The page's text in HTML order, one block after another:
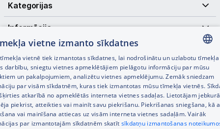
Kategorijas
Informācija
Noderīgas saites
LATVIAN
RUSSIAN
ENGLISH
vietne izmanto sīkdatnes
vietnē tiek izmantotas sīkdatnes, lai nodrošinātu un uzlabotu tīmekļa
darbību, sniegtu vietnes apmeklētājiem pielāgotu informāciju par mūsu
un pakalpojumiem, analizētu vietnes apmeklējumu. Zemāk sniedzam
par visām sīkdatnēm, kuras tiek izmantotas mūsu tīmekļa vietnēs.
atkarībā no apmeklētās interneta vietnes sadaļas. Lietotājam
piekrist, atteikties vai mainīt savu piekrišanu. Piekrišanas sniegšana, kā
vai mainīšana attiecas uz visām interneta vietnes sadaļām. Vairāk
par izmantotajām sīkdatnēm skatīt sīkdatņu izmantošanas